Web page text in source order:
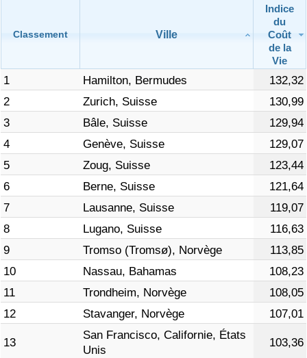
Classement Ville
Indice
du
Coût
de la
Vie
1 Hamilton, Bermudes
132,32
2
Zurich, Suisse
130,99
3
Bâle, Suisse
129,94
4
Genève, Suisse
129,07
5
Zoug, Suisse
123,44
6
Berne, Suisse
121,64
7
Lausanne, Suisse
119,07
8
Lugano, Suisse
116,63
9
Tromso (Tromsø), Norvège
113,85
10
Nassau, Bahamas
108,23
11
Trondheim, Norvège
108,05
12
Stavanger, Norvège 107,01
13
San Francisco, Californie, États
Unis
103,36
Indice de Pollution par Pays
Indice de Trafic
Indice de Trafic (Actuel)
Indice de Trafic par Pays